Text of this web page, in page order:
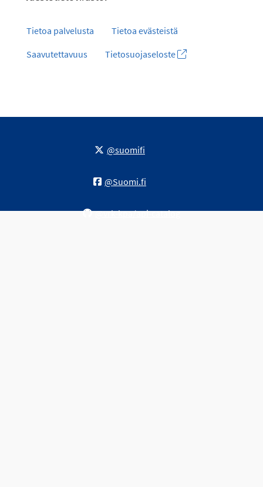
Tietoa palvelusta
Tietoa evästeistä
Saavutettavuus
Tietosuojaseloste
@suomifi
@Suomi.fi
@vrk-kpa/api-catalog